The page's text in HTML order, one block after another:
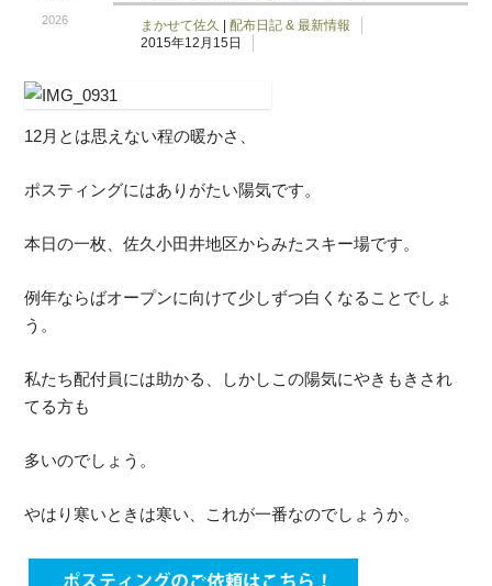
まかせて佐久
配布日記 & 最新情報
2015年12月15日
2026
12月とは思えない程の暖かさ、
ポスティングにはありがたい陽気です。
本日の一枚、佐久小田井地区からみたスキー場です。
例年ならばオープンに向けて少しずつ白くなることでしょ
う。
私たち配付員には助かる、しかしこの陽気にやきもきされ
てる方も
多いのでしょう。
やはり寒いときは寒い、これが一番なのでしょうか。